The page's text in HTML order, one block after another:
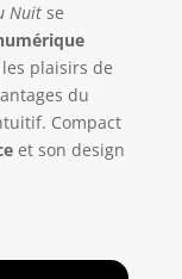
Nuitse
plaisirs de
du
Compact
et son design